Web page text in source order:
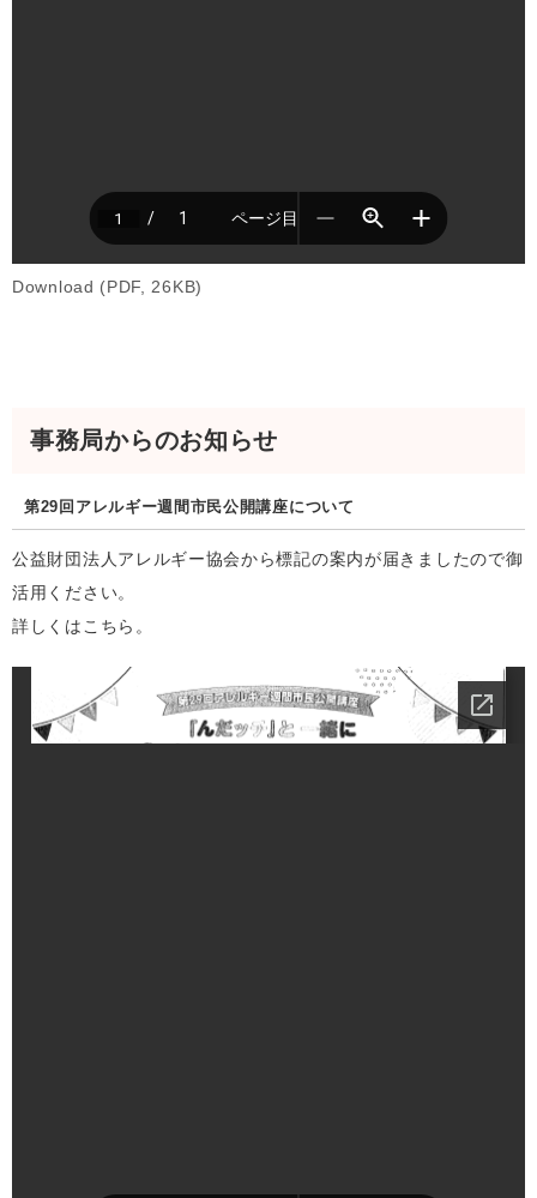
Download (PDF, 26KB)
事務局からのお知らせ
第29回アレルギー週間市民公開講座について
公益財団法人アレルギー協会から標記の案内が届きましたので御
活用ください。
詳しくはこちら。